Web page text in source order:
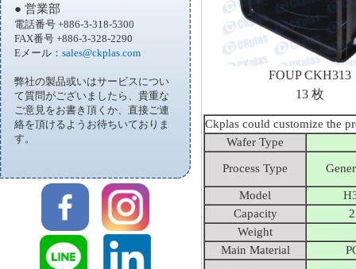
● 営業部
電話番号 +886-3-318-5300
FAX番号 +886-3-328-2290
Eメール： sales@ckplas.com
弊社の製品或いはサービスについ
て質問がございましたら、貴重な
ご意見をお書き頂くか、直接ご連
絡を頂けるようお待ちいておりま
す。
FOUP CKH313
13 枚
Ckplas could customize the
Wafer Type
Process Type
Model
Capacity
Weight
Main Material